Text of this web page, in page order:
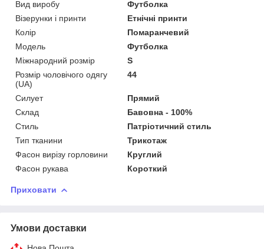
Вид виробу
Футболка
Візерунки і принти
Етнічні принти
Колір
Помаранчевий
Модель
Футболка
Міжнародний розмір
S
Розмір чоловічого одягу
(UA)
44
Силует
Прямий
Склад
Бавовна - 100%
Стиль
Патріотичний стиль
Тип тканини
Трикотаж
Фасон вирізу горловини
Круглий
Фасон рукава
Короткий
Приховати
Умови доставки